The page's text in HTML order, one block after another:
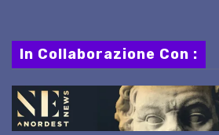
In Collaborazione Con :